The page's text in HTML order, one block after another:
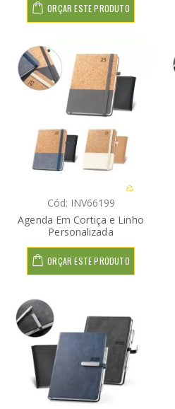
ORÇAR ESTE PRODUTO
Cód: INV66199
Agenda Em Cortiça e Linho
Personalizada
ORÇAR ESTE PRODUTO